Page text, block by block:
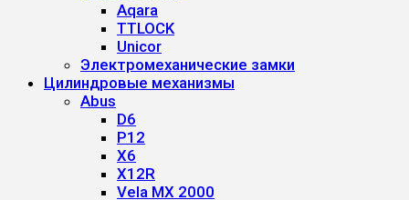
Aqara
TTLOCK
Unicor
Электромеханические замки
Цилиндровые механизмы
Abus
D6
P12
X6
X12R
Vela MX 2000